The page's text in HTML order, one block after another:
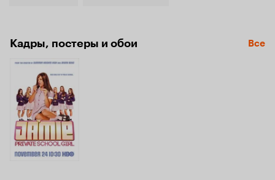
Кадры, постеры и обои Все